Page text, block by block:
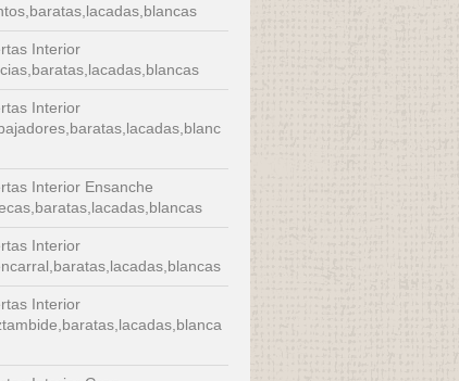
Interior
Interior
Interior Ensanche
Interior
Interior